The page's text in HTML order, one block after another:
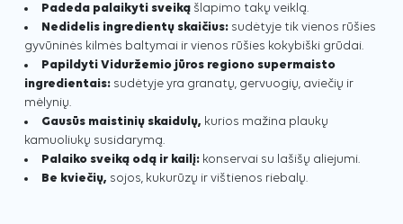
Padeda palaikyti sveiką šlapimo takų veiklą.
Nedidelis ingredientų skaičius: sudėtyje tik vienos rūšies
gyvūninės kilmės baltymai ir vienos rūšies kokybiški grūdai.
Papildyti Viduržemio jūros regiono supermaisto
ingredientais: sudėtyje yra granatų, gervuogių, aviečių ir
mėlynių.
Gausūs maistinių skaidulų, kurios mažina plaukų
kamuoliukų susidarymą.
Palaiko sveiką odą ir kailį: konservai su lašišų aliejumi.
Be kviečių, sojos, kukurūzų ir vištienos riebalų.